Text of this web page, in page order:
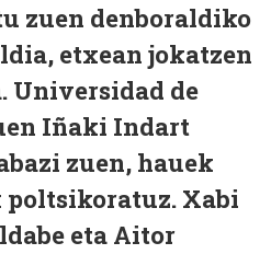
zuen denboraldiko
etxean jokatzen
Universidad de
Iñaki Indart
zuen, hauek
Xabi
eta Aitor